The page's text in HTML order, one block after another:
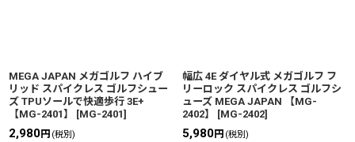
MEGA JAPAN メガゴルフ ハイブ
リッド スパイクレス ゴルフシュー
ズ TPUソールで快適歩行 3E+
【MG-2401】
[MG-2401]
2,980円 (税別)
幅広 4E ダイヤル式 メガゴルフ フ
リーロック スパイクレス ゴルフシ
ューズ MEGA JAPAN 【MG-
2402】
[MG-2402]
5,980円 (税別)